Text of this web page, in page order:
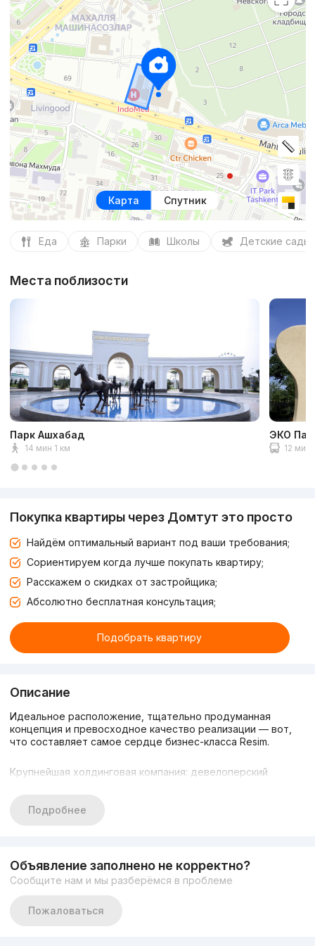
Карта Спутник
Еда Парки Школы Детские сады
Места поблизости
Парк Ашхабад
14 мин 1 км
ЭКО
12 мин
Покупка квартиры через Домтут это просто
Найдём оптимальный вариант под ваши требования;
Сориентируем когда лучше покупать квартиру;
Расскажем о скидках от застройщика;
Абсолютно бесплатная консультация;
Подобрать квартиру
Описание
Идеальное расположение, тщательно продуманная
концепция и превосходное качество реализации — вот,
что составляет самое сердце бизнес-класса Resim.
Крупнейшая холдинговая компания: девелоперский
3) Возле нац детского мед центра
Дома расположены в ультрасовременной центральной
Подробнее
Объявление заполнено не корректно?
Сообщите нам и мы разберёмся в проблеме
Пожаловаться